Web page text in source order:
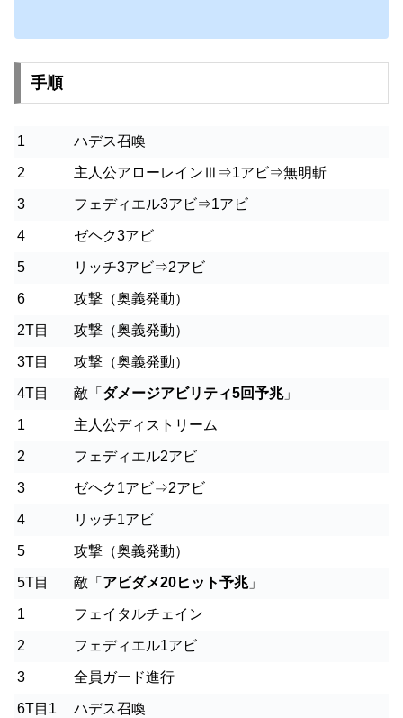
手順
1 ハデス召喚
2 主人公アローレインⅢ⇒1アビ⇒無明斬
3 フェディエル3アビ⇒1アビ
4 ゼヘク3アビ
5 リッチ3アビ⇒2アビ
6 攻撃（奥義発動）
2T目 攻撃（奥義発動）
3T目 攻撃（奥義発動）
4T目 敵「 ダメージアビリティ5回予兆」
1 主人公ディストリーム
2 フェディエル2アビ
3 ゼヘク1アビ⇒2アビ
4 リッチ1アビ
5 攻撃（奥義発動）
5T目 敵「 アビダメ20ヒット予兆」
1 フェイタルチェイン
2 フェディエル1アビ
3 全員ガード進行
6T目1 ハデス召喚